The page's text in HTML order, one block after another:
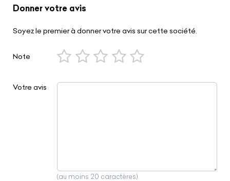
Donner votre avis
Soyez le premier à donner votre avis sur cette société.
Note
Votre avis
(au moins 20 caractères)